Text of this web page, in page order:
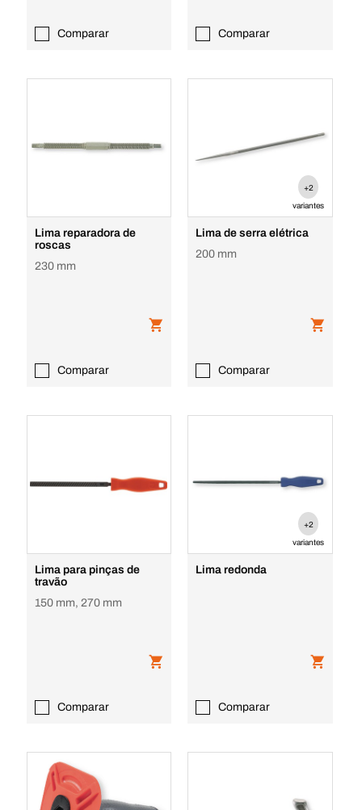
Comparar Comparar
Lima reparadora de
roscas
230 mm
Comparar
+2
variantes
Lima de serra elétrica
200 mm
Comparar
Lima para pinças de
travão
150 mm, 270 mm
Comparar
+2
variantes
Lima redonda
Comparar